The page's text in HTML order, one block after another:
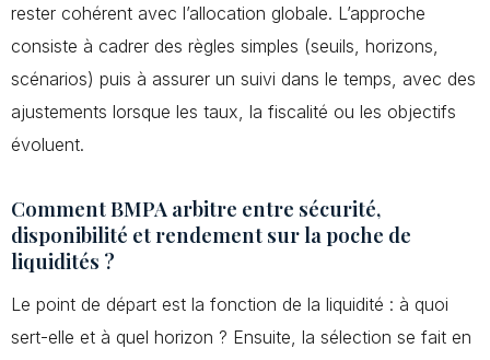
rester cohérent avec l’allocation globale. L’approche
consiste à cadrer des règles simples (seuils, horizons,
scénarios) puis à assurer un suivi dans le temps, avec des
ajustements lorsque les taux, la fiscalité ou les objectifs
évoluent.
Comment BMPA arbitre entre sécurité,
disponibilité et rendement sur la poche de
liquidités ?
Le point de départ est la fonction de la liquidité : à quoi
sert-elle et à quel horizon ? Ensuite, la sélection se fait en